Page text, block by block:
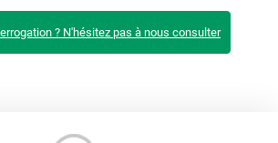
? N'hésitez pas à nous consulter